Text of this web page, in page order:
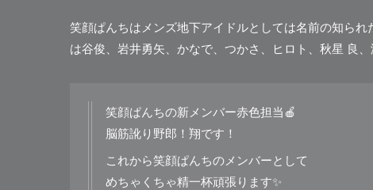
笑顔ぱんちはメンズ地下アイドルとしては名前の知ら
は谷俊、岩井勇矢、かなで、つかさ、ヒロト、秋星 良
笑顔ぱんちの新メンバー赤色担当🍎
脳筋訛り野郎！翔です！
これから笑顔ぱんちのメンバーとして
めちゃくちゃ精一杯頑張ります✨